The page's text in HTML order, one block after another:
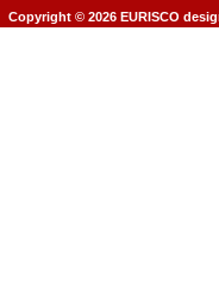
Copyright © 2026 EURISCO